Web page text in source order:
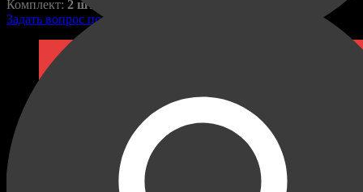
Комплект: 2 шт.
Задать вопрос по товару